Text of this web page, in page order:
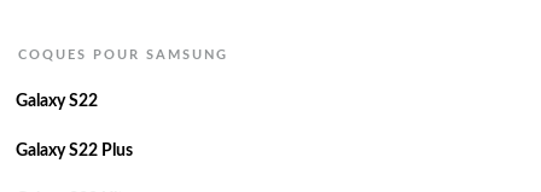
COQUES POUR SAMSUNG
Galaxy S22
Galaxy S22 Plus